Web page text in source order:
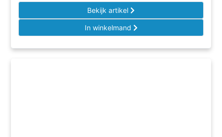
Bekijk artikel
In winkelmand